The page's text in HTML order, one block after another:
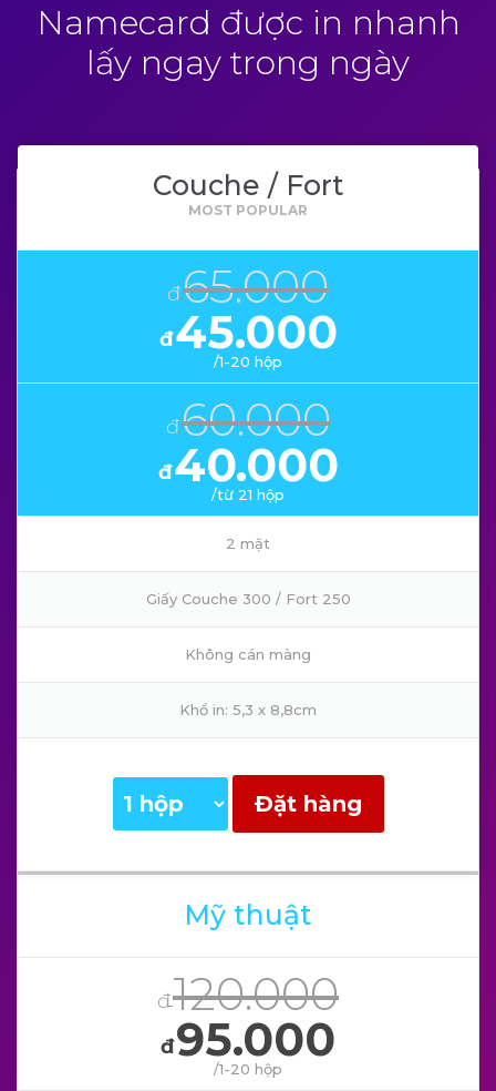
Namecard được in nhanh
lấy ngay trong ngày
Couche / Fort
đ65.000
đ45.000
/1-20 hộp
đ60.000
đ40.000
/từ 21 hộp
2 mặt
Giấy Couche 300 / Fort 250
Không cán màng
Khổ in: 5,3 x 8,8cm
Đặt hàng
Mỹ thuật
đ120.000
đ95.000
/1-20 hộp